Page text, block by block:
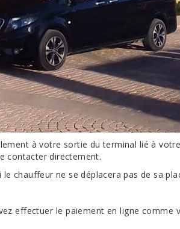
à votre sortie du terminal lié à
contacter directement.
chauffeur ne se déplacera pas de sa
effectuer le paiement en ligne